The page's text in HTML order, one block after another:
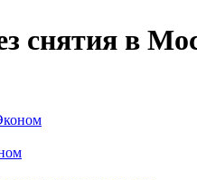
снятия в